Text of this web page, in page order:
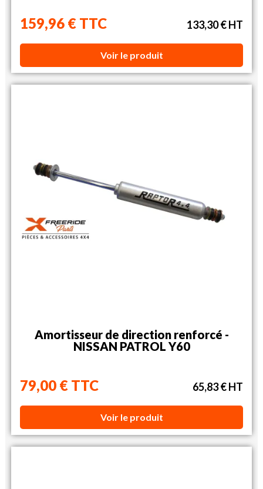
159,96 € TTC 133,30 € HT
Voir le produit
Amortisseur de direction renforcé -
NISSAN PATROL Y60
79,00 € TTC 65,83 € HT
Voir le produit